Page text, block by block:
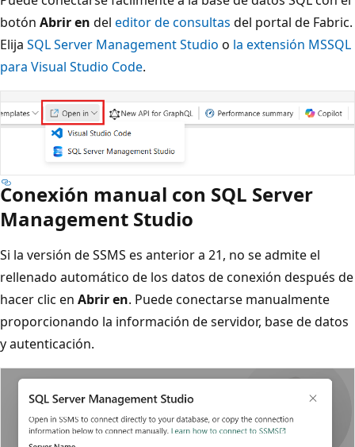
botón Abrir en del editor de consultas del portal de Fabric.
Elija SQL Server Management Studio o la extensión MSSQL
para Visual Studio Code.
Conexión manual con SQL Server
Management Studio
Si la versión de SSMS es anterior a 21, no se admite el
rellenado automático de los datos de conexión después de
hacer clic en Abrir en. Puede conectarse manualmente
proporcionando la información de servidor, base de datos
y autenticación.